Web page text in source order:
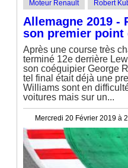
Moteur Renault
Robert
Allemagne 2019 -
son premier point
Après une course très
terminé 12e derrière
son coéquipier George
tel final était déjà une
Williams sont en
voitures mais sur un...
Mercredi 20 Février 2019 à